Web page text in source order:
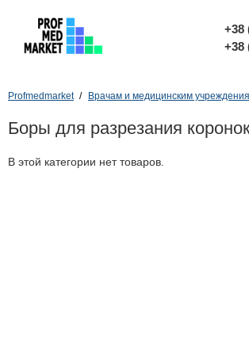
+38
+38
Profmedmarket Врачам и медицинским
Боры для разрезания
В этой категории нет товаров.